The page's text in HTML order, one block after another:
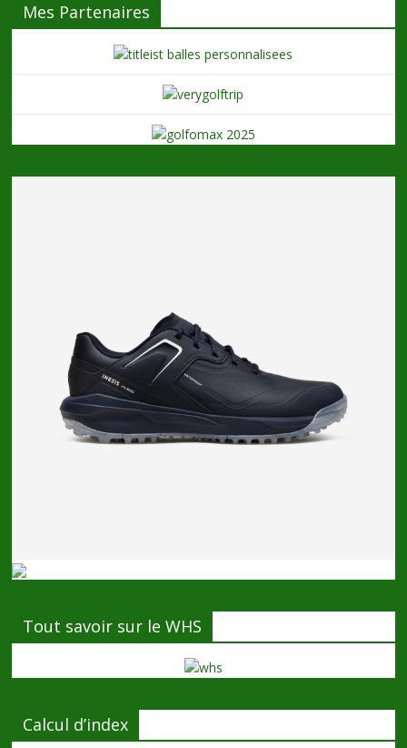
Mes Partenaires
Tout savoir sur le WHS
Calcul d’index